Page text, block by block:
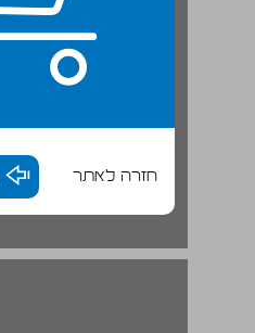
חזרה לאתר